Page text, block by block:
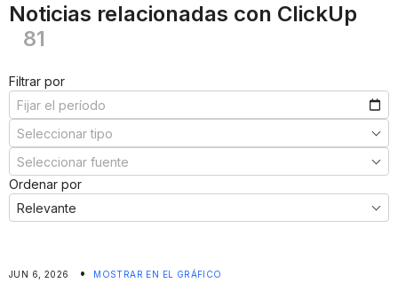
Noticias relacionadas con ClickUp
81
Filtrar por
Ordenar por
JUN 6, 2026 • MOSTRAR EN EL GRÁFICO